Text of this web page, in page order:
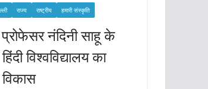
राज्य राष्ट्रीय हमारी संस्कृति
नंदिनी साहू के
विश्वविद्यालय का
विकास